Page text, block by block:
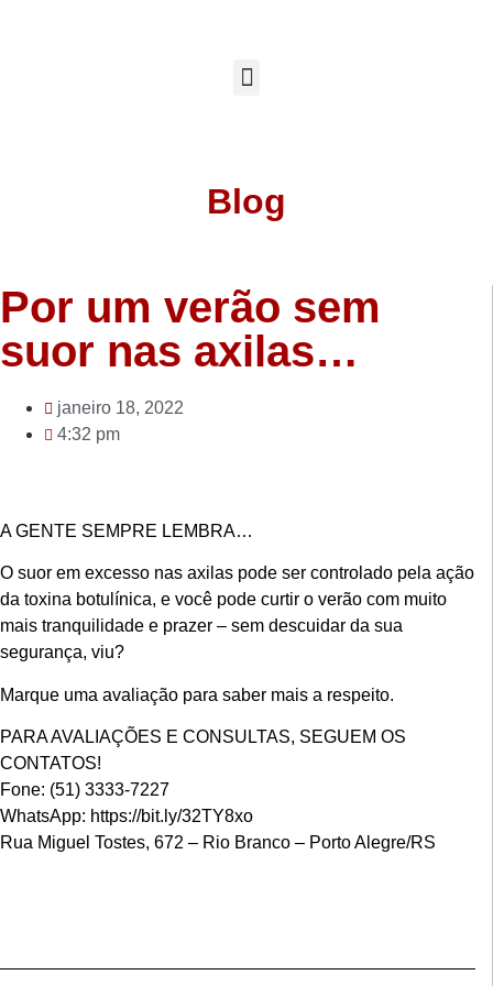
Blog
Por um verão sem
suor nas axilas…
janeiro 18, 2022
4:32 pm
A GENTE SEMPRE LEMBRA…
O suor em excesso nas axilas pode ser controlado pela ação
da toxina botulínica, e você pode curtir o verão com muito
mais tranquilidade e prazer – sem descuidar da sua
segurança, viu?
Marque uma avaliação para saber mais a respeito.
PARA AVALIAÇÕES E CONSULTAS, SEGUEM OS
CONTATOS!
Fone: (51) 3333-7227
WhatsApp: https://bit.ly/32TY8xo
Rua Miguel Tostes, 672 – Rio Branco – Porto Alegre/RS